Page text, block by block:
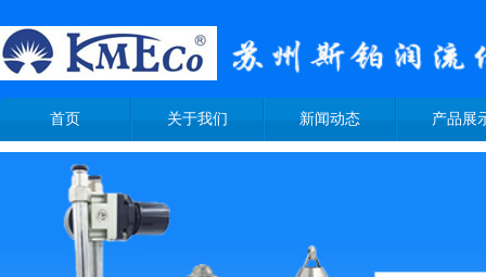
首页 关于我们 新闻动态 产品展